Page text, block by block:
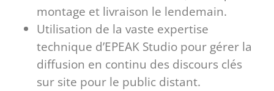
montage et livraison le lendemain.
Utilisation de la vaste expertise
technique d’EPEAK Studio pour gérer la
diffusion en continu des discours clés
sur site pour le public distant.